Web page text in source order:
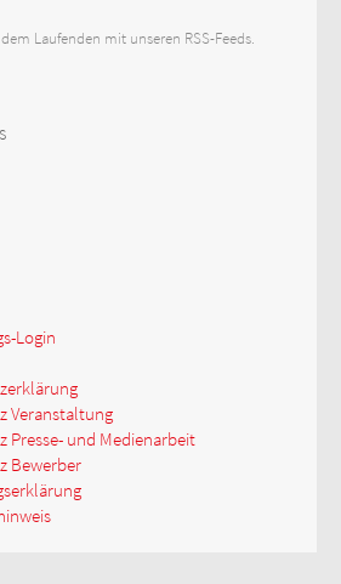
Laufenden mit unseren RSS-Feeds.
Login
Veranstaltung
Presse- und Medienarbeit
Bewerber